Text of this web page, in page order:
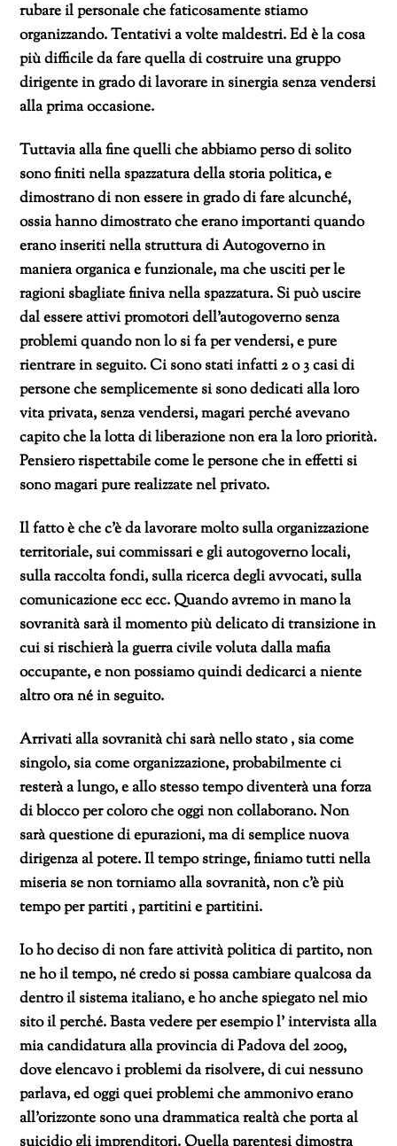
rubare il personale che faticosamente stiamo
organizzando. Tentativi a volte maldestri. Ed è la cosa
più difficile da fare quella di costruire una gruppo
dirigente in grado di lavorare in sinergia senza vendersi
alla prima occasione.
Tuttavia alla fine quelli che abbiamo perso di solito
sono finiti nella spazzatura della storia politica, e
dimostrano di non essere in grado di fare alcunché,
ossia hanno dimostrato che erano importanti quando
erano inseriti nella struttura di Autogoverno in
maniera organica e funzionale, ma che usciti per le
ragioni sbagliate finiva nella spazzatura. Si può uscire
dal essere attivi promotori dell’autogoverno senza
problemi quando non lo si fa per vendersi, e pure
rientrare in seguito. Ci sono stati infatti 2 o 3 casi di
persone che semplicemente si sono dedicati alla loro
vita privata, senza vendersi, magari perché avevano
capito che la lotta di liberazione non era la loro priorità.
Pensiero rispettabile come le persone che in effetti si
sono magari pure realizzate nel privato.
Il fatto è che c’è da lavorare molto sulla organizzazione
territoriale, sui commissari e gli autogoverno locali,
sulla raccolta fondi, sulla ricerca degli avvocati, sulla
comunicazione ecc ecc. Quando avremo in mano la
sovranità sarà il momento più delicato di transizione in
cui si rischierà la guerra civile voluta dalla mafia
occupante, e non possiamo quindi dedicarci a niente
altro ora né in seguito.
Arrivati alla sovranità chi sarà nello stato , sia come
singolo, sia come organizzazione, probabilmente ci
resterà a lungo, e allo stesso tempo diventerà una forza
di blocco per coloro che oggi non collaborano. Non
sarà questione di epurazioni, ma di semplice nuova
dirigenza al potere. Il tempo stringe, finiamo tutti nella
miseria se non torniamo alla sovranità, non c’è più
tempo per partiti , partitini e partitini.
Io ho deciso di non fare attività politica di partito, non
ne ho il tempo, né credo si possa cambiare qualcosa da
dentro il sistema italiano, e ho anche spiegato nel mio
sito il perché. Basta vedere per esempio l’ intervista alla
mia candidatura alla provincia di Padova del 2009,
dove elencavo i problemi da risolvere, di cui nessuno
parlava, ed oggi quei problemi che ammonivo erano
all’orizzonte sono una drammatica realtà che porta al